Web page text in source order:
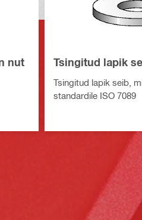
nut
Tsingitud lapik
Tsingitud lapik seib,
standardile ISO 7089